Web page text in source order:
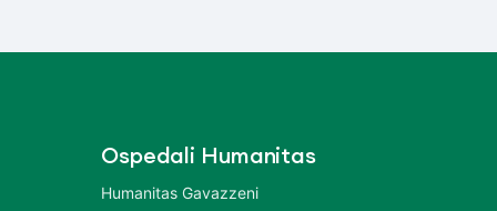
Ospedali Humanitas
Humanitas Gavazzeni